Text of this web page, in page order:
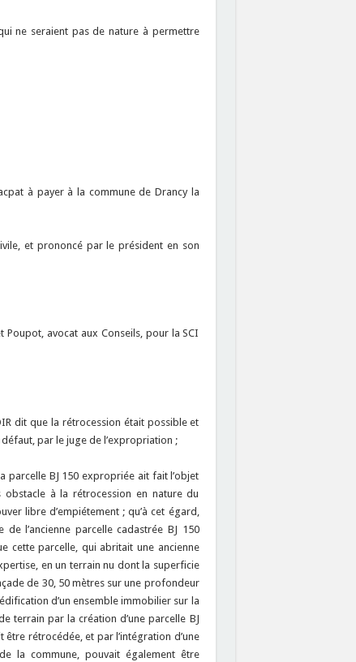
ne seraient pas de nature à permettre
à payer à la commune de Drancy la
et prononcé par le président en son
Poupot, avocat aux Conseils, pour la SCI
dit que la rétrocession était possible et
par le juge de l’expropriation ;
parcelle BJ 150 expropriée ait fait l’objet
obstacle à la rétrocession en nature du
libre d’empiétement ; qu’à cet égard,
l’ancienne parcelle cadastrée BJ 150
cette parcelle, qui abritait une ancienne
en un terrain nu dont la superficie
de 30, 50 mètres sur une profondeur
d’un ensemble immobilier sur la
terrain par la création d’une parcelle BJ
rétrocédée, et par l’intégration d’une
la commune, pouvait également être